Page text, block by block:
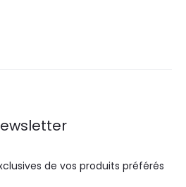
de vos produits préférés